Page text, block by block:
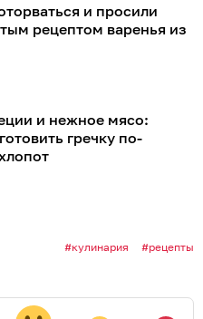
и просили
рецептом варенья из
и нежное мясо:
гречку по-
кулинария рецепты